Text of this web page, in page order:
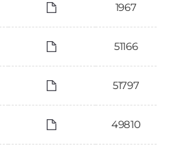
1967
51166
51797
49810